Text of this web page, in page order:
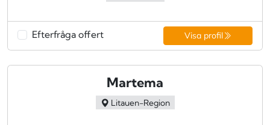
Efterfråga offert Visa profil
Martema
Litauen-Region